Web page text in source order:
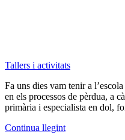
Tallers i activitats
Fa uns dies vam tenir a
en els processos de pèrdua, a
primària i especialista en dol,
Continua llegint